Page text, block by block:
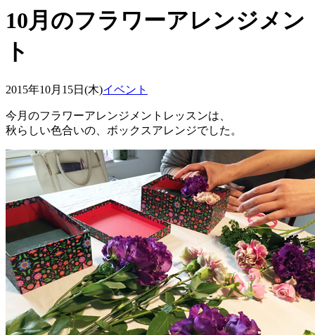
10月のフラワーアレンジメン
ト
2015年10月15日(木)イベント
今月のフラワーアレンジメントレッスンは、
秋らしい色合いの、ボックスアレンジでした。